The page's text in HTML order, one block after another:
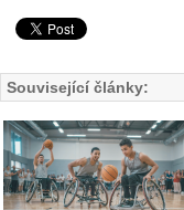
Související články: